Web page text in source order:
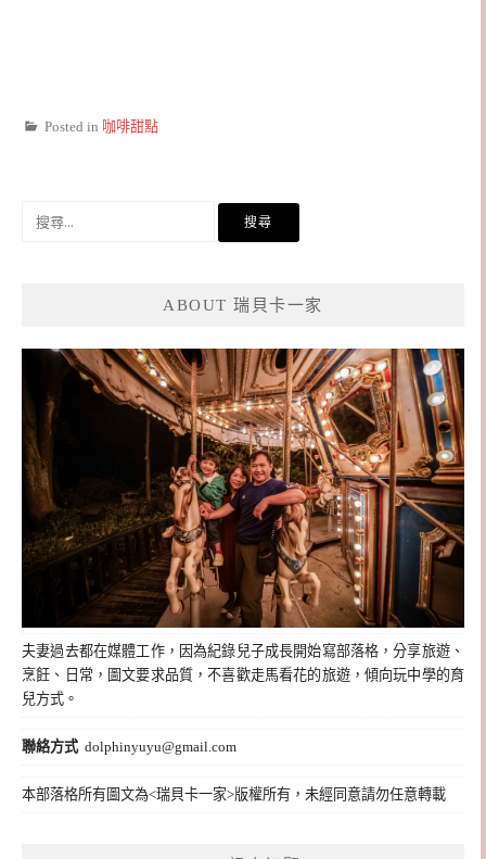
Posted in 咖啡甜點
ABOUT 瑞貝卡一家
夫妻過去都在媒體工作，因為紀錄兒子成長開始寫部落格，分享旅遊、
烹飪、日常，圖文要求品質，不喜歡走馬看花的旅遊，傾向玩中學的育
兒方式。
聯絡方式 dolphinyuyu@gmail.com
本部落格所有圖文為<瑞貝卡一家>版權所有，未經同意請勿任意轉載